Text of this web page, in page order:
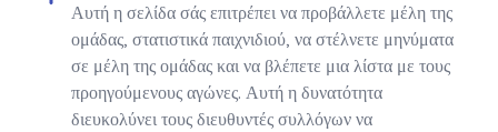
Αυτή η σελίδα σάς επιτρέπει να προβάλλετε μέλη της
ομάδας, στατιστικά παιχνιδιού, να στέλνετε μηνύματα
σε μέλη της ομάδας και να βλέπετε μια λίστα με τους
προηγούμενους αγώνες. Αυτή η δυνατότητα
διευκολύνει τους διευθυντές συλλόγων να